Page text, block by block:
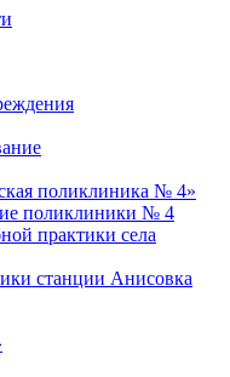
поликлиника № 4»
поликлиники № 4
практики села
станции Анисовка